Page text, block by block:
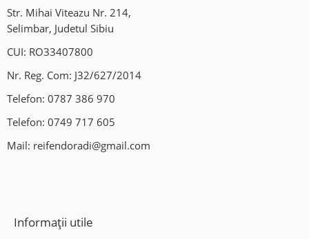
Str. Mihai Viteazu Nr. 214,
Selimbar, Judetul Sibiu
CUI: RO33407800
Nr. Reg. Com: J32/627/2014
Telefon: 0787 386 970
Telefon: 0749 717 605
Mail: reifendoradi@gmail.com
Informații utile